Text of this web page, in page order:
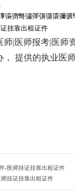
彄彅彆彇彈彉彊彋彌彍
挂靠出租证件
师|医师报考|医师
， 提供的执业医
-医师挂证挂靠出租证件
挂证挂靠出租证件